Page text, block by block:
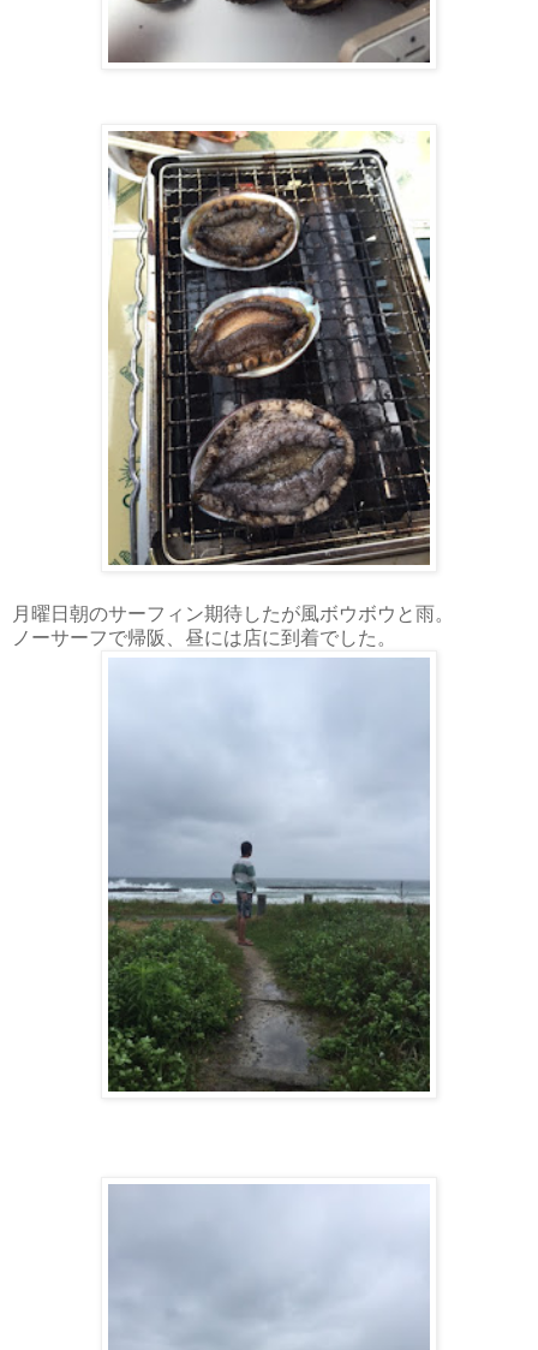
月曜日朝のサーフィン期待したが風ボウボウと雨。
ノーサーフで帰阪、昼には店に到着でした。